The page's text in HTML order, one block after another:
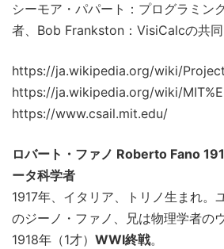
シーモア・パパート：プログラミン
者、Bob Frankston：VisiCalcの共
https://ja.wikipedia.org/wiki/
https://ja.wikipedia.org/wiki/
https://www.csail.mit.edu/
ロバート・ファノ Roberto Fano
ータ科学者
1917年、イタリア、トリノ生まれ。
のジーノ・ファノ、兄は物理学者の
1918年（1才） WWI終戦。